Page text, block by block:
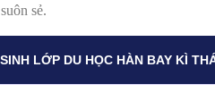
sẻ.
LỚP DU HỌC HÀN BAY KÌ